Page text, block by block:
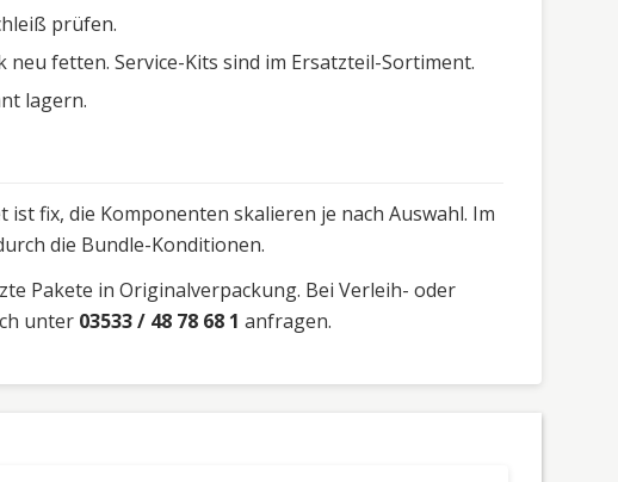
prüfen.
fetten. Service-Kits sind im Ersatzteil-Sortiment.
lagern.
fix, die Komponenten skalieren je nach Auswahl. Im
die Bundle-Konditionen.
Pakete in Originalverpackung. Bei Verleih- oder
unter 03533 / 48 78 68 1 anfragen.